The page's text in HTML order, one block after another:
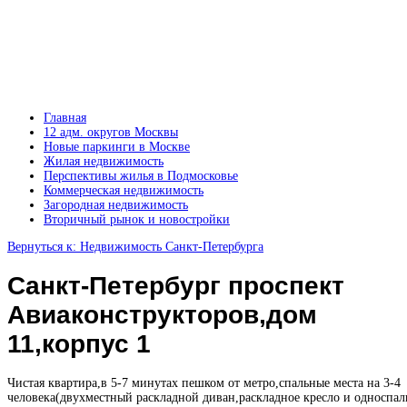
Главная
12 адм. округов Москвы
Новые паркинги в Москве
Жилая недвижимость
Перспективы жилья в Подмосковье
Коммерческая недвижимость
Загородная недвижимость
Вторичный рынок и новостройки
Вернуться к: Недвижимость Санкт-Петербурга
Санкт-Петербург проспект
Авиаконструкторов,дом
11,корпус 1
Чистая квартира,в 5-7 минутах пешком от метро,спальные места на 3-4
человека(двухместный раскладной диван,раскладное кресло и